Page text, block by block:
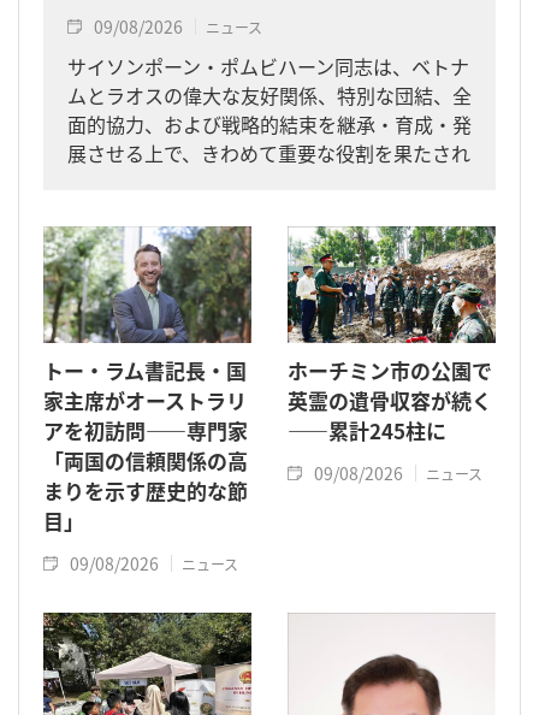
09/08/2026 ニュース
サイソンポーン・ポムビハーン同志は、ベトナ
ムとラオスの偉大な友好関係、特別な団結、全
面的協力、および戦略的結束を継承・育成・発
展させる上で、きわめて重要な役割を果たされ
トー・ラム書記長・国
家主席がオーストラリ
アを初訪問――専門家
「両国の信頼関係の高
まりを示す歴史的な節
目」
09/08/2026 ニュース
ホーチミン市の公園で
英霊の遺骨収容が続く
――累計245柱に
09/08/2026 ニュース